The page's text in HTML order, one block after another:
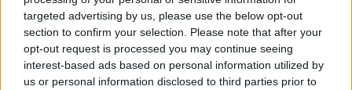
targeted advertising by us, please use the below opt-out
section to confirm your selection. Please note that after your
opt-out request is processed you may continue seeing
interest-based ads based on personal information utilized by
us or personal information disclosed to third parties prior to
A sportigazgatóa Csakfoci.hu korábbi híréreis
reagálva Feczkó Tamás vezetőedző helyzetéről is
beszélt, hangsúlyozva, hogy a döntés még nem
született meg a folytatásról. Mint megírtuk, a